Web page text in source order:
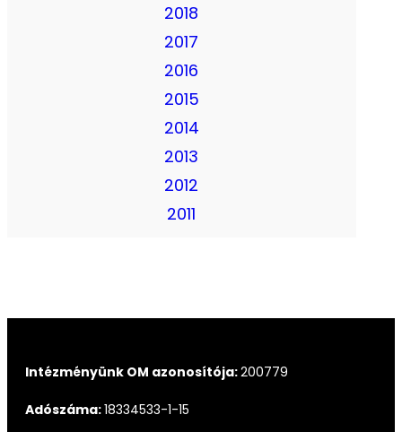
2018
2017
2016
2015
2014
2013
2012
2011
Intézményünk OM azonosítója:200779
Adószáma:18334533-1-15